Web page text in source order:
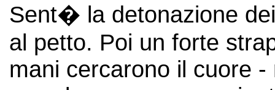
Sent� la detonazione
al petto. Poi un forte
mani cercarono il cuore